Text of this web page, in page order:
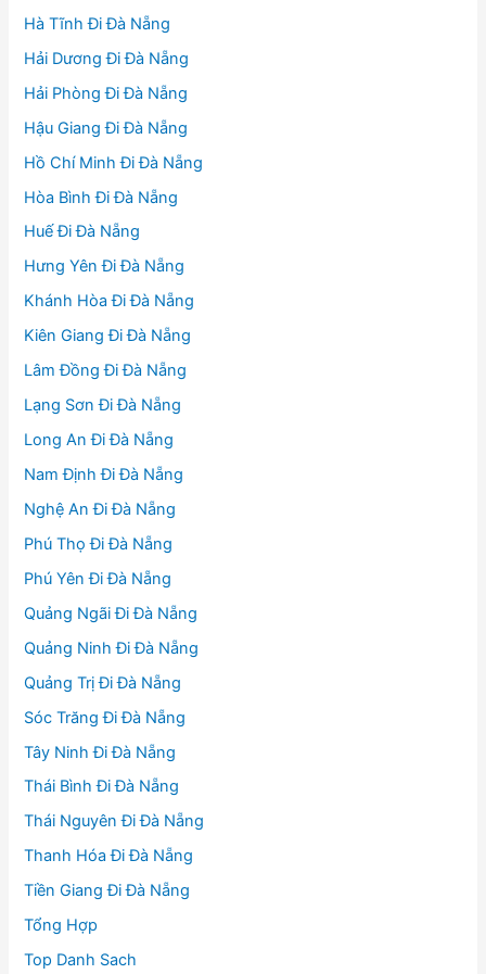
Hà Tĩnh Đi Đà Nẵng
Hải Dương Đi Đà Nẵng
Hải Phòng Đi Đà Nẵng
Hậu Giang Đi Đà Nẵng
Hồ Chí Minh Đi Đà Nẵng
Hòa Bình Đi Đà Nẵng
Huế Đi Đà Nẵng
Hưng Yên Đi Đà Nẵng
Khánh Hòa Đi Đà Nẵng
Kiên Giang Đi Đà Nẵng
Lâm Đồng Đi Đà Nẵng
Lạng Sơn Đi Đà Nẵng
Long An Đi Đà Nẵng
Nam Định Đi Đà Nẵng
Nghệ An Đi Đà Nẵng
Phú Thọ Đi Đà Nẵng
Phú Yên Đi Đà Nẵng
Quảng Ngãi Đi Đà Nẵng
Quảng Ninh Đi Đà Nẵng
Quảng Trị Đi Đà Nẵng
Sóc Trăng Đi Đà Nẵng
Tây Ninh Đi Đà Nẵng
Thái Bình Đi Đà Nẵng
Thái Nguyên Đi Đà Nẵng
Thanh Hóa Đi Đà Nẵng
Tiền Giang Đi Đà Nẵng
Tổng Hợp
Top Danh Sach